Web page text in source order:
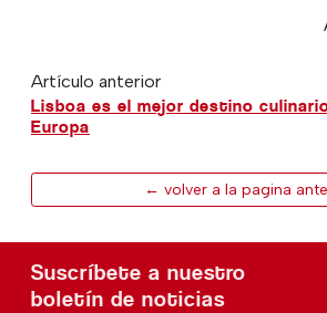
Artículo anterior
Lisboa es el mejor destino
Europa
← volver a la pagina
Suscríbete a nuestro
boletín de noticias